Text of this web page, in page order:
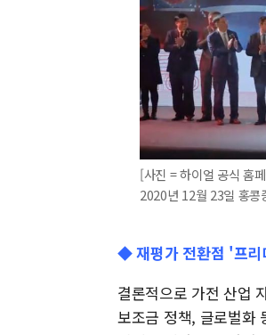
[사진 = 하이얼 공식 홈
2020년 12월 23일 홍콩
◆ 재평가 전환점 '프리
결론적으로 가전 산업
보조금 정책, 글로벌화